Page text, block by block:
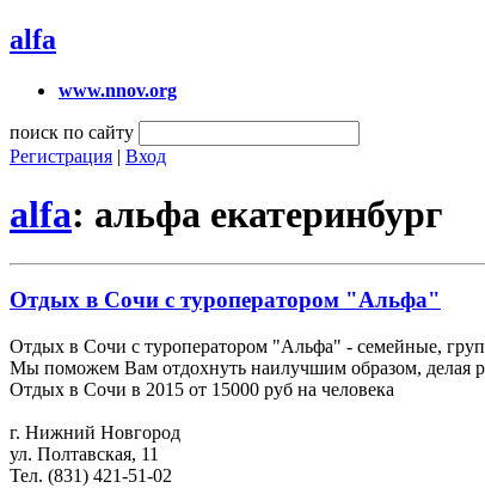
alfa
www.nnov.org
поиск по сайту
Регистрация | Вход
alfa: альфа екатеринбург
Отдых в Сочи с туроператором "Альфа"
Отдых в Сочи с туроператором "Альфа" - семейные,
Мы поможем Вам отдохнуть наилучшим образом, делая
Отдых в Сочи в 2015 от 15000 руб на человека
г. Нижний Новгород
ул. Полтавская, 11
Тел. (831) 421-51-02